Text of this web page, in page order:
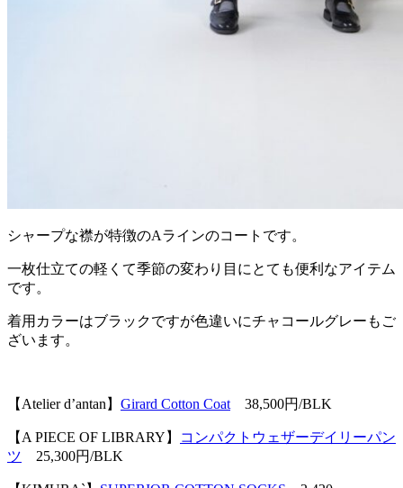
シャープな襟が特徴のAラインのコートです。
一枚仕立ての軽くて季節の変わり目にとても便利なアイテム
です。
着用カラーはブラックですが色違いにチャコールグレーもご
ざいます。
【Atelier d’antan】 Girard Cotton Coat 38,500円/BLK
【A PIECE OF LIBRARY】
コンパクトウェザーデイリーパン
ツ 25,300円/BLK